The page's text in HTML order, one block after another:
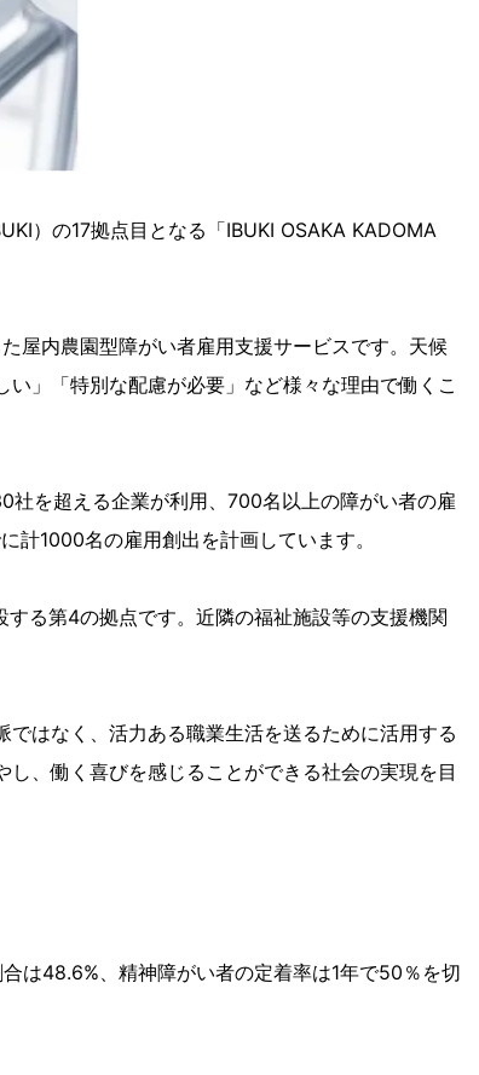
）の17拠点目となる「IBUKI OSAKA KADOMA
屋内農園型障がい者雇用支援サービスです。天候
」「特別な配慮が必要」など様々な理由で働くこ
社を超える企業が利用、700名以上の障がい者の雇
1000名の雇用創出を計画しています。
る第4の拠点です。近隣の福祉施設等の支援機関
はなく、活力ある職業生活を送るために活用する
、働く喜びを感じることができる社会の実現を目
は48.6%、精神障がい者の定着率は1年で50％を切